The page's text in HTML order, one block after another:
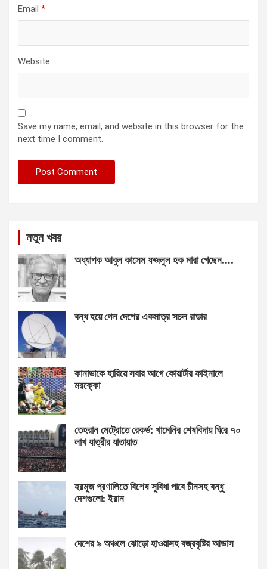
Email *
Website
Save my name, email, and website in this browser for the
next time I comment.
নতুন খবর
অধ্যাপক আবুল কাসেম ফজলুল হক মারা গেছেন….
বন্ধ হয়ে গেল দেশের একমাত্র সচল রাডার
কানাডাকে হারিয়ে সবার আগে কোয়ার্টার ফাইনালে
মরক্কো
তেহরান মেট্রোতে রেকর্ড: খামেনির শেষবিদায় ঘিরে ৭০
লাখ যাত্রীর যাতায়াত
হরমুজ প্রণালিতে বিশেষ সুবিধা পাবে চীনসহ বন্ধু
দেশগুলো: ইরান
দেশের ৯ অঞ্চলে ঝোড়ো হাওয়াসহ বজ্রবৃষ্টির আভাস